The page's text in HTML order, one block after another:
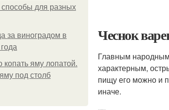
способы для разных
за виноградом в
копать яму лопатой.
под столб
Чеснок
Главным
характерным,
пищу его можно и
иначе.